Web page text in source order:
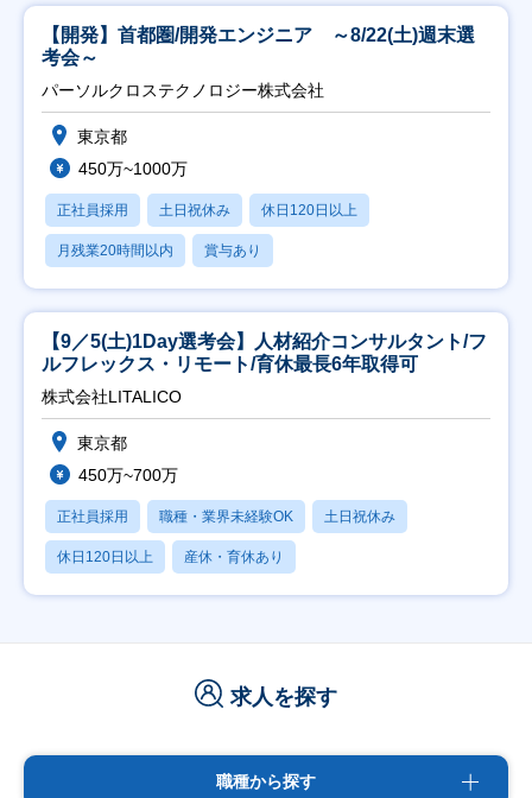
【開発】首都圏/開発エンジニア ～8/22(土)週末選
考会～
パーソルクロステクノロジー株式会社
東京都
450万~1000万
正社員採用 土日祝休み 休日120日以上
月残業20時間以内 賞与あり
【9／5(土)1Day選考会】人材紹介コンサルタント/フ
ルフレックス・リモート/育休最長6年取得可
株式会社LITALICO
東京都
450万~700万
正社員採用 職種・業界未経験OK 土日祝休み
休日120日以上 産休・育休あり
求人を探す
職種から探す